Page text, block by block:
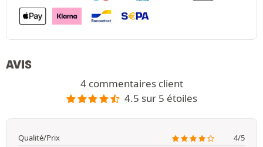
AVIS
4 commentaires client
4.5 sur 5 étoiles
Qualité/Prix
4/5